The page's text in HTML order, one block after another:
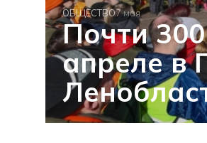
ОБЩЕСТВО7 мая
Почти
апреле в